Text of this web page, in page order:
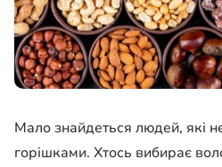
Мало знайдеться людей, які
горішками. Хтось вибирає